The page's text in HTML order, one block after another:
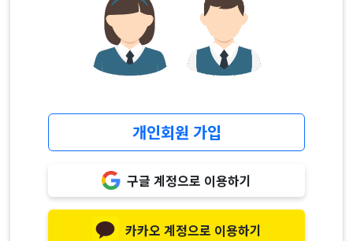
개인회원 가입
구글 계정으로 이용하기
카카오 계정으로 이용하기